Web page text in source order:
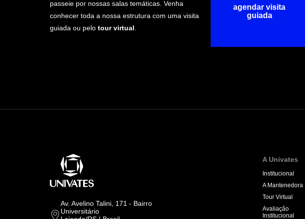
passeie por nossas salas temáticas. Venha
conhecer toda a nossa estrutura com uma visita
guiada ou pelo tour virtual
agendar visita
guiada
Av. Avelino Talini, 171 - Bairro
Universitário
A Univates
Institucional
A Mantenedora
Tour Virtual
Avaliação
Institucional